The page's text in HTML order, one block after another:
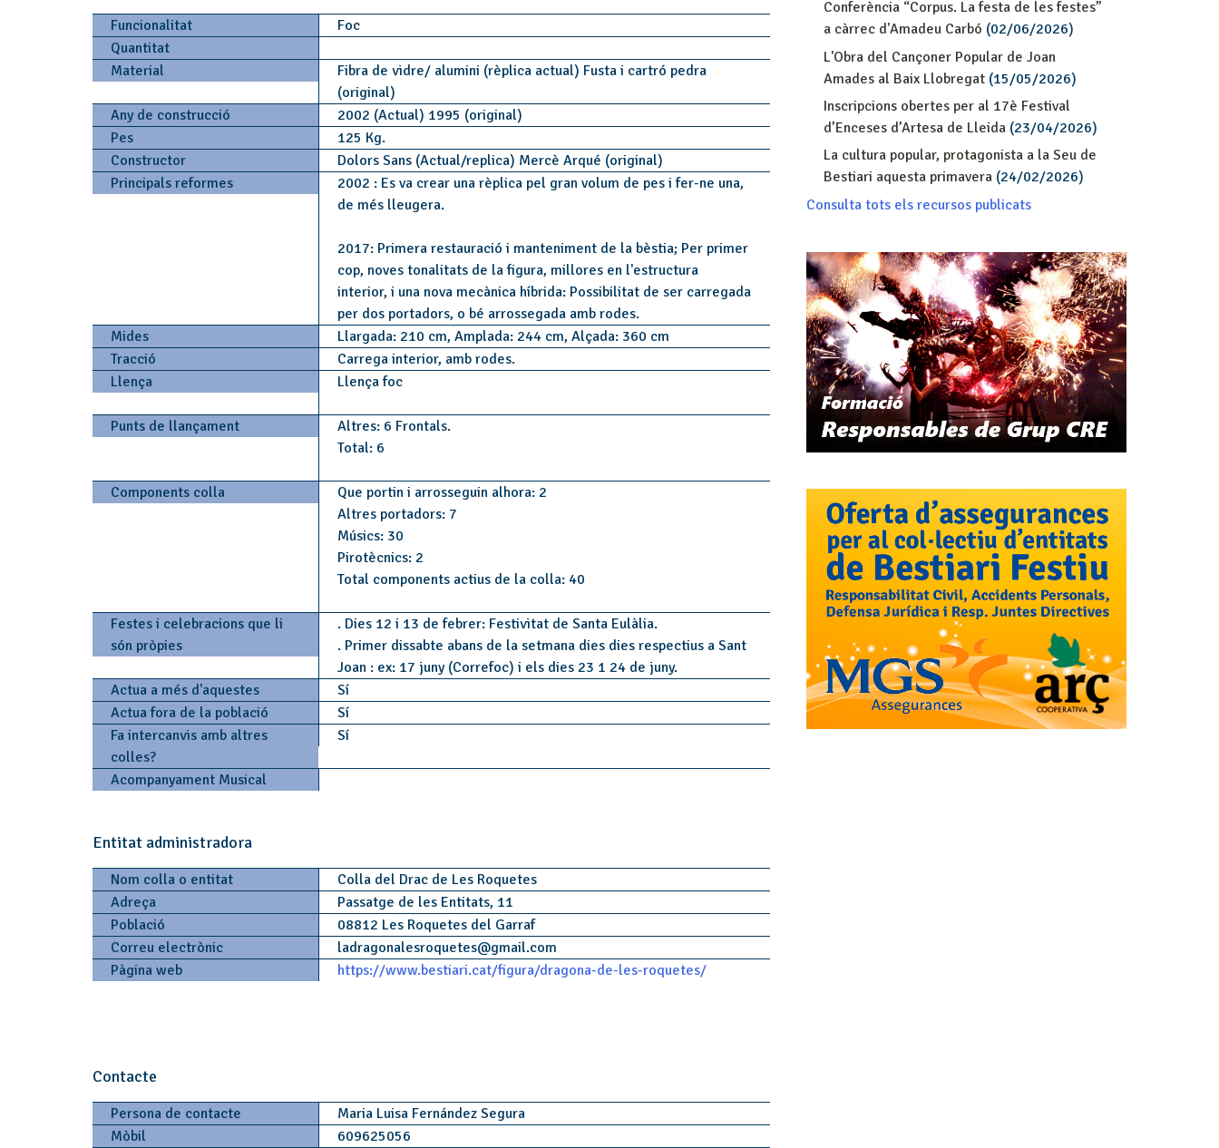
Funcionalitat
Foc
Quantitat
Material
Fibra de vidre/ alumini (rèplica actual) Fusta i cartró pedra
(original)
Any de construcció
2002 (Actual) 1995 (original)
Pes
125 Kg.
Constructor
Dolors Sans (Actual/replica) Mercè Arqué (original)
Principals reformes
2002 : Es va crear una rèplica pel gran volum de pes i fer-ne una,
de més lleugera.
2017: Primera restauració i manteniment de la bèstia; Per primer
cop, noves tonalitats de la figura, millores en l'estructura
interior, i una nova mecànica híbrida: Possibilitat de ser carregada
per dos portadors, o bé arrossegada amb rodes.
Mides
Llargada: 210 cm, Amplada: 244 cm, Alçada: 360 cm
Tracció
Carrega interior, amb rodes.
Llença
Llença foc
Punts de llançament
Altres: 6 Frontals.
Total: 6
Components colla
Que portin i arrosseguin alhora: 2
Altres portadors: 7
Músics: 30
Pirotècnics: 2
Total components actius de la colla: 40
Festes i celebracions que li
són pròpies
. Dies 12 i 13 de febrer: Festivitat de Santa Eulàlia.
. Primer dissabte abans de la setmana dies dies respectius a Sant
Joan : ex: 17 juny (Correfoc) i els dies 23 1 24 de juny.
Actua a més d'aquestes
Sí
Actua fora de la població
Sí
Fa intercanvis amb altres
colles?
Sí
Acompanyament Musical
Entitat administradora
Nom colla o entitat
Colla del Drac de Les Roquetes
Adreça
Passatge de les Entitats, 11
Població
08812 Les Roquetes del Garraf
Correu electrònic
ladragonalesroquetes@gmail.com
Pàgina web
https://www.bestiari.cat/figura/dragona-de-les-roquetes/
Contacte
Persona de contacte
Maria Luisa Fernández Segura
Mòbil
609625056
Conferència “Corpus. La festa de les festes”
a càrrec d'Amadeu Carbó (02/06/2026)
L'Obra del Cançoner Popular de Joan
Amades al Baix Llobregat(15/05/2026)
Inscripcions obertes per al 17è Festival
d’Enceses d’Artesa de Lleida(23/04/2026)
La cultura popular, protagonista a la Seu de
Bestiari aquesta primavera(24/02/2026)
Consulta tots els recursos publicats